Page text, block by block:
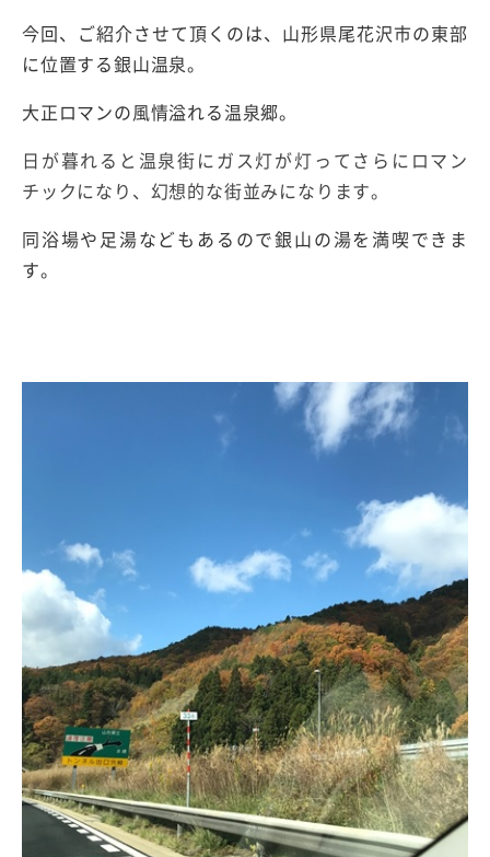
今回、ご紹介させて頂くのは、山形県尾花沢市の東部
に位置する銀山温泉。
大正ロマンの風情溢れる温泉郷。
日が暮れると温泉街にガス灯が灯ってさらにロマン
チックになり、幻想的な街並みになります。
同浴場や足湯などもあるので銀山の湯を満喫できま
す。